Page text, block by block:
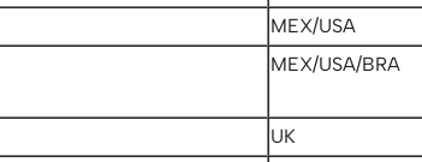
MEX/USA
MEX/USA/BRA
UK